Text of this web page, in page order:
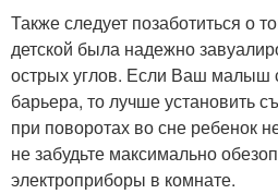
Также следует позаботиться о
детской была надежно
острых углов. Если Ваш малыш
барьера, то лучше установить
при поворотах во сне ребенок
не забудьте максимально
электроприборы в комнате.